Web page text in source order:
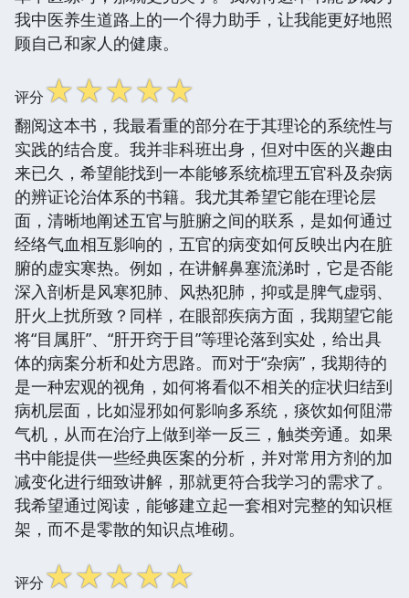
我中医养生道路上的一个得力助手，让我能更好地照
顾自己和家人的健康。
评分☆☆☆☆☆
翻阅这本书，我最看重的部分在于其理论的系统性与
实践的结合度。我并非科班出身，但对中医的兴趣由
来已久，希望能找到一本能够系统梳理五官科及杂病
的辨证论治体系的书籍。我尤其希望它能在理论层
面，清晰地阐述五官与脏腑之间的联系，是如何通过
经络气血相互影响的，五官的病变如何反映出内在脏
腑的虚实寒热。例如，在讲解鼻塞流涕时，它是否能
深入剖析是风寒犯肺、风热犯肺，抑或是脾气虚弱、
肝火上扰所致？同样，在眼部疾病方面，我期望它能
将“目属肝”、“肝开窍于目”等理论落到实处，给出具
体的病案分析和处方思路。而对于“杂病”，我期待的
是一种宏观的视角，如何将看似不相关的症状归结到
病机层面，比如湿邪如何影响多系统，痰饮如何阻滞
气机，从而在治疗上做到举一反三，触类旁通。如果
书中能提供一些经典医案的分析，并对常用方剂的加
减变化进行细致讲解，那就更符合我学习的需求了。
我希望通过阅读，能够建立起一套相对完整的知识框
架，而不是零散的知识点堆砌。
评分☆☆☆☆☆